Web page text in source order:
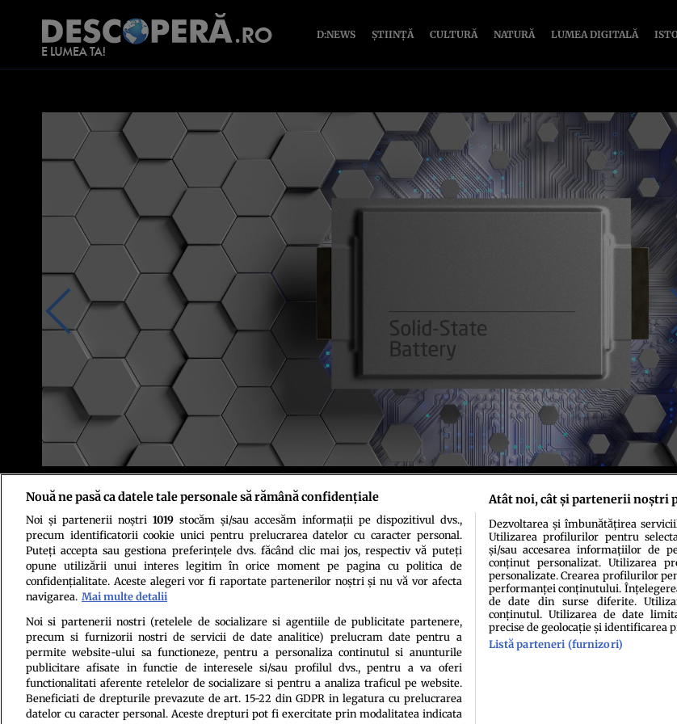
D:NEWS ȘTIINȚĂ CULTURĂ NATURĂ LUMEA DIGITALĂ
Foto: Shutterstock
Politica de cookies Termeni şi condiţii Echipa
Nouă ne pasă ca datele tale personale să rămână confidențiale
Noi și partenerii noștri 1019stocăm și/sau accesăm informații pe dispozitivul dvs.,
precum identificatorii cookie unici pentru prelucrarea datelor cu caracter personal.
Puteți accepta sau gestiona preferințele dvs. făcând clic mai jos, respectiv vă puteți
opune utilizării unui interes legitim în orice moment pe pagina cu politica de
confidențialitate. Aceste alegeri vor fi raportate partenerilor noștri și nu vă vor afecta
navigarea. Mai multe detalii
Noi si partenerii nostri (retelele de socializare si agentiile de publicitate partenere,
precum si furnizorii nostri de servicii de date analitice) prelucram date pentru a
permite website-ului sa functioneze, pentru a personaliza continutul si anunturile
publicitare afisate in functie de interesele si/sau profilul dvs., pentru a va oferi
functionalitati aferente retelelor de socializare si pentru a analiza traficul pe website.
Beneficiati de drepturile prevazute de art. 15-22 din GDPR in legatura cu prelucrarea
datelor cu caracter personal. Aceste drepturi pot fi exercitate prin modalitatea indicata
Atât noi, cât și partenerii noștri
Dezvoltarea și îmbunătățirea
Utilizarea profilurilor pentru
și/sau accesarea informațiilor de
conținut personalizat. Utilizarea
personalizate. Crearea profilurilor
performanței conținutului.
de date din surse diferite.
conținutul. Utilizarea de date
precise de geolocație și identificarea
Listă parteneri (furnizori)